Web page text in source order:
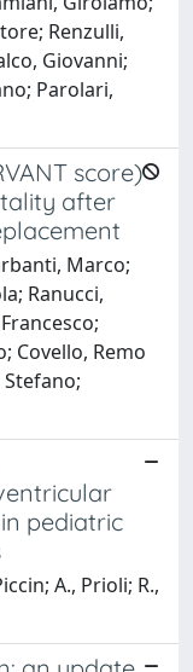
Renzulli,
Giovanni;
Parolari,
score)
after
Marco;
Ranucci,
Covello, Remo
pediatric
A., Prioli; R.,